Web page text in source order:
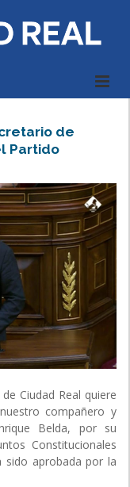
de
Partido
Ciudad Real quiere
compañero y
Belda, por su
Constitucionales
sido aprobada por la